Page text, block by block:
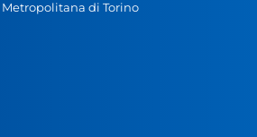
di Torino